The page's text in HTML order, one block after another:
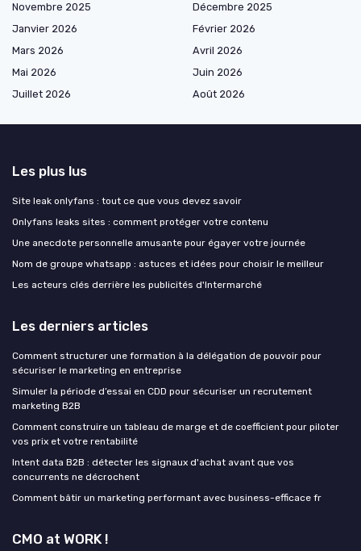
Novembre 2025
Décembre 2025
Janvier 2026
Février 2026
Mars 2026
Avril 2026
Mai 2026
Juin 2026
Juillet 2026
Août 2026
Les plus lus
Site leak onlyfans : tout ce que vous devez savoir
Onlyfans leaks sites : comment protéger votre contenu
Une anecdote personnelle amusante pour égayer votre journée
Nom de groupe whatsapp : astuces et idées pour choisir le meilleur
Les acteurs clés derrière les publicités d'Intermarché
Les derniers articles
Comment structurer une formation à la délégation de pouvoir pour
sécuriser le marketing en entreprise
Simuler la période d’essai en CDD pour sécuriser un recrutement
marketing B2B
Comment construire un tableau de marge et de coefficient pour piloter
vos prix et votre rentabilité
Intent data B2B : détecter les signaux d'achat avant que vos
concurrents ne décrochent
Comment bâtir un marketing performant avec business-efficace fr
CMO at WORK !